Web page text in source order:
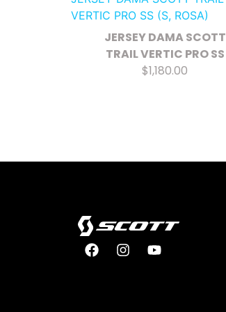
JERSEY DAMA SCOTT
TRAIL VERTIC PRO SS
$1,180.00